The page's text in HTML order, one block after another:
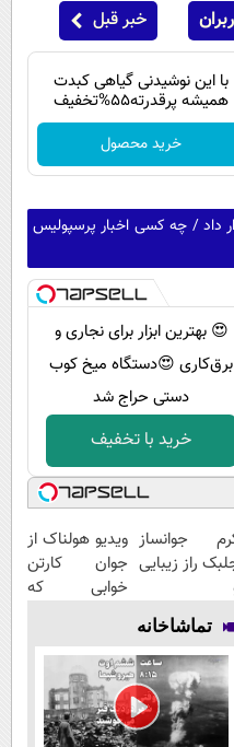
خبر قبل
با این نوشیدنی گیاهی کبدت
همیشه پرقدرته55%تخفیف
خرید محصول
داد / چه کسی اخبار پرسپولیس
😍 بهترین ابزار برای نجاری و
برق‌کاری 😍دستگاه میخ کوب
دستی حراج شد
خرید با تخفیف
جوانساز
راز زیبایی
ویدیو هولناک از
جوان کارتن
خوابی که
تماشاخانه